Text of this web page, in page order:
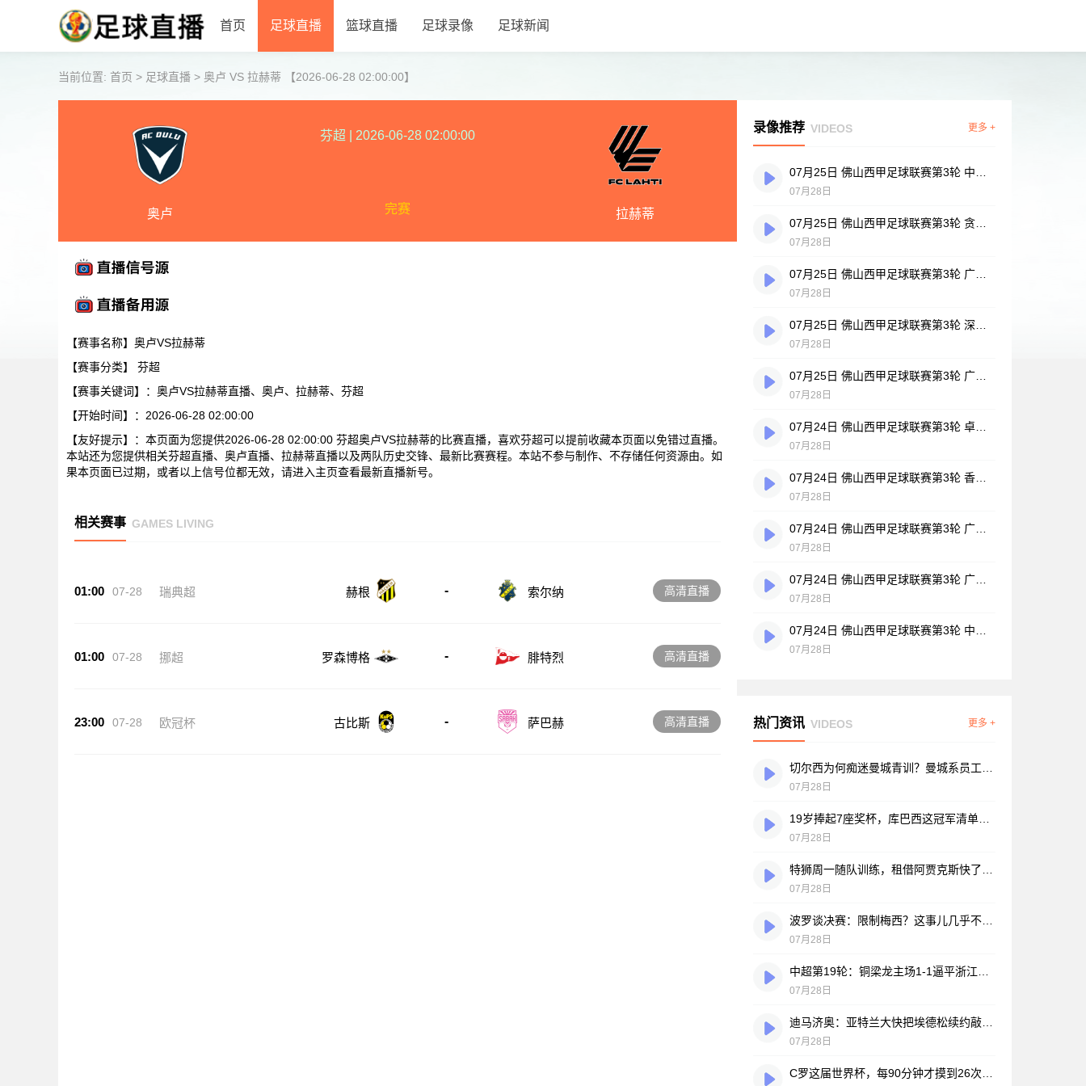
首页 足球直播 篮球直播 足球录像 足球新闻
当前位置: 首页 > 足球直播 > 奥卢 VS 拉赫蒂 【2026-06-28 02:00:00】
奥卢
芬超 2026-06-28 02:00:00
完赛 拉赫蒂
【赛事名称】奥卢VS拉赫蒂
【赛事分类】 芬超
【赛事关键词】：奥卢VS拉赫蒂直播、奥卢、拉赫蒂、芬超
【开始时间】：2026-06-28 02:00:00
【友好提示】：本页面为您提供2026-06-28 02:00:00 芬超奥卢VS拉赫蒂的比赛直播，喜欢芬超可以提前收藏本页面以免错过直播。
本站还为您提供相关芬超直播、奥卢直播、拉赫蒂直播以及两队历史交锋、最新比赛赛程。本站不参与制作、不存储任何资源由。如
果本页面已过期，或者以上信号位都无效，请进入主页查看最新直播新号。
相关赛事 GAMES LIVING
01:00 07-28 瑞典超 赫根 - 索尔纳 高清直播
01:00 07-28 挪超 罗森博格 - 腓特烈 高清直播
23:00 07-28 欧冠杯 古比斯 - 萨巴赫 高清直播
录像推荐 VIDEOS 更多 +
07月28日
07月28日
07月28日
07月28日
07月28日
07月28日
07月28日
07月28日
07月28日
07月28日
热门资讯 VIDEOS 更多 +
07月28日
07月28日
07月28日
07月28日
07月28日
07月28日